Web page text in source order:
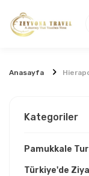
Anasayfa
Kategoriler
Pamukkale
Türkiye'de